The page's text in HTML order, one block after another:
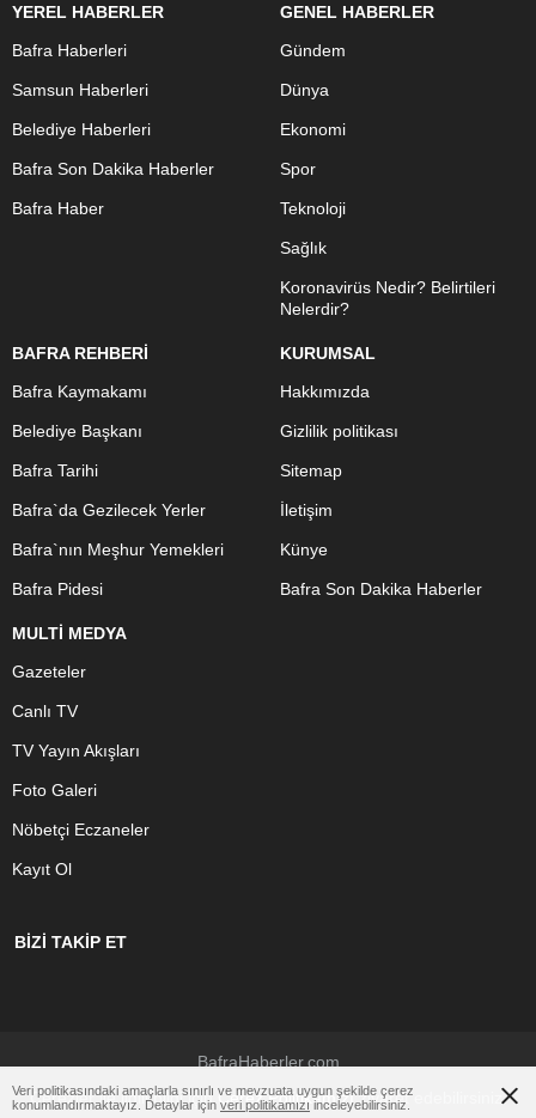
YEREL HABERLER
Bafra Haberleri
Samsun Haberleri
Belediye Haberleri
Bafra Son Dakika Haberler
Bafra Haber
GENEL HABERLER
Gündem
Dünya
Ekonomi
Spor
Teknoloji
Sağlık
Koronavirüs Nedir? Belirtileri
Nelerdir?
BAFRA REHBERİ
Bafra Kaymakamı
Belediye Başkanı
Bafra Tarihi
Bafra`da Gezilecek Yerler
Bafra`nın Meşhur Yemekleri
Bafra Pidesi
KURUMSAL
Hakkımızda
Gizlilik politikası
Sitemap
İletişim
Künye
Bafra Son Dakika Haberler
MULTİ MEDYA
Gazeteler
Canlı TV
TV Yayın Akışları
Foto Galeri
Nöbetçi Eczaneler
Kayıt Ol
BİZİ TAKİP ET
BafraHaberler.com
Çerezler ile ilgili bilgi için Çerez Politikamızıziyaret edebilirsiniz.
Veri politikasındaki amaçlarla sınırlı ve mevzuata uygun şekilde çerez
konumlandırmaktayız. Detaylar için veri politikamızı inceleyebilirsiniz.